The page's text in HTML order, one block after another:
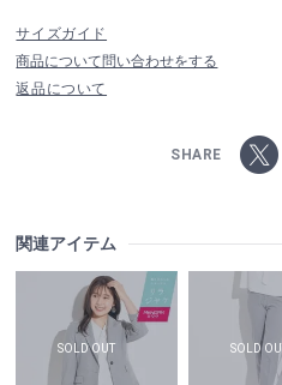
サイズガイド
商品について問い合わせをする
返品について
SHARE
関連アイテム